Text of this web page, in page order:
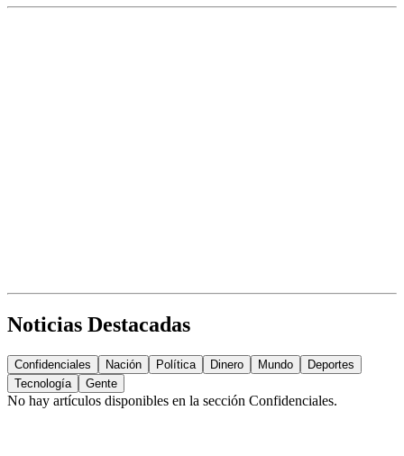
Noticias Destacadas
Confidenciales Nación Política Dinero Mundo
Deportes
Tecnología
Gente
No hay artículos disponibles en la sección Confidenciales.